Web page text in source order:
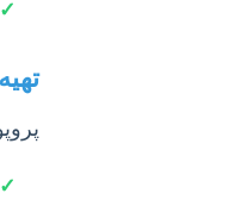
✓
✓